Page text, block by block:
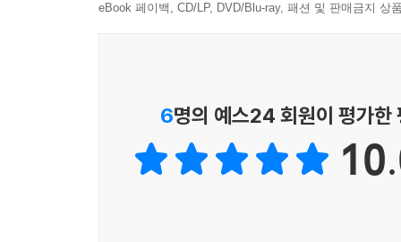
4. 세 번의 배웅이 남긴 것
다시 살아가는 쪽으로
에필로그
사람은 결국, 사람으로 이어진다
eBook 페이백, CD/LP, DVD/Blu-ray, 패션 및 판매금지 상
6명의 예스24 회원이 평가한